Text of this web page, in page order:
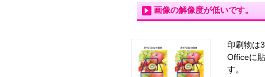
画像の解像度が低いです。
印刷物は
Officeに
す。